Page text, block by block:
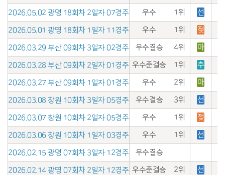
2026.05.02 광명 18회차 2일자 07경주 우수 1위 선
2026.05.01 광명 18회차 1일자 11경주 우수 1위 젖
2026.03.29 부산 09회차 3일자 02경주 우수결승 4위 마
2026.03.28 부산 09회차 2일자 01경주 우수준결승 1위 추
2026.03.27 부산 09회차 1일자 01경주 우수 2위 마
2026.03.08 창원 10회차 3일자 05경주 우수결승 3위 선
2026.03.07 창원 10회차 2일자 05경주 우수 1위 젖
2026.03.06 창원 10회차 1일자 03경주 우수 1위 선
2026.02.15 광명 07회차 3일자 12경주 우수결승
2026.02.14 광명 07회차 2일자 12경주 우수준결승 2위 선